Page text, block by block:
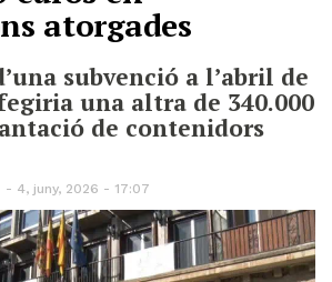
atorgades
subvenció a l’abril de
una altra de 340.000
de contenidors
4, juny, 2026 - 17:07